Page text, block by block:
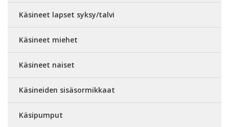
Käsineet lapset syksy/talvi
Käsineet miehet
Käsineet naiset
Käsineiden sisäsormikkaat
Käsipumput